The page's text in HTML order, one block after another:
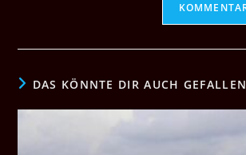
DAS KÖNNTE DIR AUCH GEFALLEN